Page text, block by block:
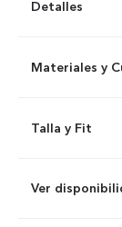
Detalles
Materiales y
Talla y Fit
Ver